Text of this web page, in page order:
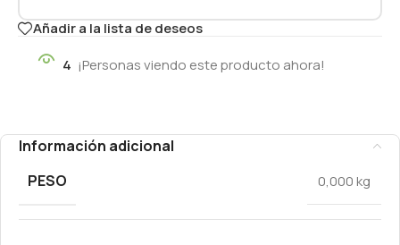
Añadir a la lista de deseos
4 ¡Personas viendo este producto ahora!
Información adicional
PESO
0,000 kg